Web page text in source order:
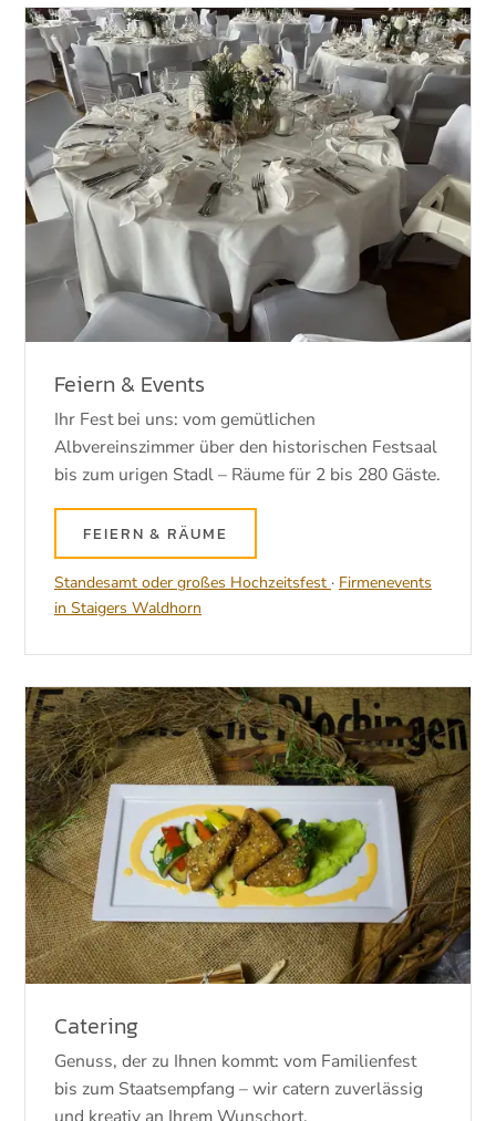
Feiern & Events
Ihr Fest bei uns: vom gemütlichen
Albvereinszimmer über den historischen Festsaal
bis zum urigen Stadl – Räume für 2 bis 280 Gäste.
FEIERN & RÄUME
Standesamt oder großes Hochzeitsfest · Firmenevents
in Staigers Waldhorn
Catering
Genuss, der zu Ihnen kommt: vom Familienfest
bis zum Staatsempfang – wir catern zuverlässig